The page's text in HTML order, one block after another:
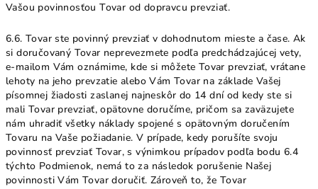
Vašou povinnosťou Tovar od dopravcu prevziať.
6.6. Tovar ste povinný prevziať v dohodnutom mieste a čase. Ak
si doručovaný Tovar neprevezmete podľa predchádzajúcej vety,
e-mailom Vám oznámime, kde si môžete Tovar prevziať, vrátane
lehoty na jeho prevzatie alebo Vám Tovar na základe Vašej
písomnej žiadosti zaslanej najneskôr do 14 dní od kedy ste si
mali Tovar prevziať, opätovne doručíme, pričom sa zaväzujete
nám uhradiť všetky náklady spojené s opätovným doručením
Tovaru na Vaše požiadanie. V prípade, kedy porušíte svoju
povinnosť prevziať Tovar, s výnimkou prípadov podľa bodu 6.4
týchto Podmienok, nemá to za následok porušenie Našej
povinnosti Vám Tovar doručiť. Zároveň to, že Tovar